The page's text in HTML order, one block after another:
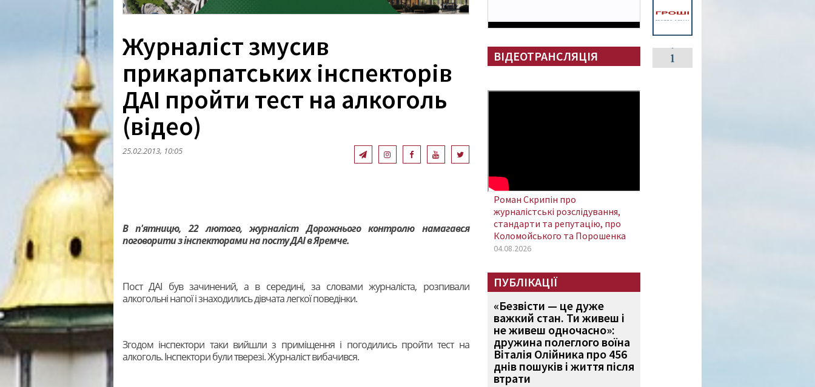
Журналіст змусив
прикарпатських інспекторів
ДАІ пройти тест на алкоголь
(відео)
25.02.2013, 10:05
В п'ятницю, 22 лютого, журналіст Дорожнього контролю намагався
поговорити з інспекторами на посту ДАІ в Яремче.
Пост ДАІ був зачинений, а в середині, за словами журналіста, розпивали
алкогольні напої і знаходились дівчата легкої поведінки.
Згодом інспектори таки вийшли з приміщення і погодились пройти тест на
алкоголь. Інспектори були тверезі. Журналіст вибачився.
ВІДЕОТРАНСЛЯЦІЯ
Роман Скрипін про
журналістські розслідування,
стандарти та репутацію, про
Коломойського та Порошенка
04.08.2026
ПУБЛІКАЦІЇ
«Безвісти — це дуже
важкий стан. Ти живеш і
не живеш одночасно»:
дружина полеглого воїна
Віталія Олійника про 456
днів пошуків і життя після
втрати